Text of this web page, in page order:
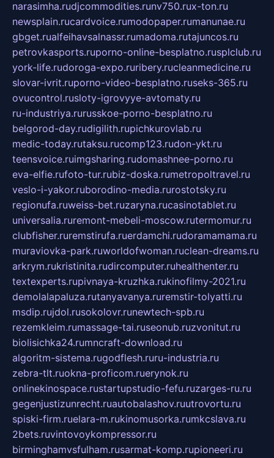
narasimha.rudjcommodities.runv750.rux-ton.ru
newsplain.rucardvoice.rumodopaper.rumanunae.ru
gbget.rualfeihavsalnassr.rumadoma.rutajuncos.ru
petrovkasports.ruporno-online-besplatno.rusplclub.ru
york-life.rudoroga-expo.ruribery.rucleanmedicine.ru
slovar-ivrit.ruporno-video-besplatno.ruseks-365.ru
ovucontrol.rusloty-igrovyye-avtomaty.ru
ru-industriya.rurusskoe-porno-besplatno.ru
belgorod-day.rudigilith.rupichkurovlab.ru
medic-today.rutaksu.rucomp123.rudon-ykt.ru
teensvoice.ruimgsharing.rudomashnee-porno.ru
eva-elfie.rufoto-tur.rubiz-doska.rumetropoltravel.ru
veslo-i-yakor.ruborodino-media.rurostotsky.ru
regionufa.ruweiss-bet.ruzaryna.rucasinotablet.ru
universalia.ruremont-mebeli-moscow.rutermomur.ru
clubfisher.ruremstirufa.ruerdamchi.rudoramamama.ru
muraviovka-park.ruworldofwoman.ruclean-dreams.ru
arkrym.rukristinita.rudircomputer.ruhealthenter.ru
textexperts.rupivnaya-kruzhka.rukinofilmy-2021.ru
demolalapaluza.rutanyavanya.ruremstir-tolyatti.ru
msdip.rujdol.rusokolovr.runewtech-spb.ru
rezemkleim.rumassage-tai.ruseonub.ruzvonitut.ru
biolisichka24.rumncraft-download.ru
algoritm-sistema.rugodflesh.ruru-industria.ru
zebra-tlt.ruokna-proficom.ruerynok.ru
onlinekinospace.rustartupstudio-fefu.ruzarges-ru.ru
gegenjustizunrecht.ruautobalashov.ruutrovortu.ru
spiski-firm.ruelara-m.rukinomusorka.rumkcslava.ru
2bets.ruvintovoykompressor.ru
birminghamvsfulham.rusarmat-komp.rupioneeri.ru